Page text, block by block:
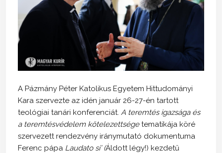
A Pázmány Péter Katolikus Egyetem Hittudományi
Kara szervezte az idén január 26-27-én tartott
teológiai tanári konferenciát. A teremtés igazsága és
a teremtésvédelem kötelezettségetematikája köré
szervezett rendezvény iránymutató dokumentuma
Ferenc pápa Laudato si’ (Áldott légy!) kezdetű